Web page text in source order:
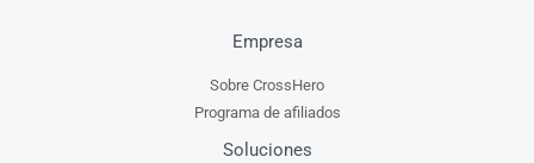
Empresa
Sobre CrossHero
Programa de afiliados
Soluciones